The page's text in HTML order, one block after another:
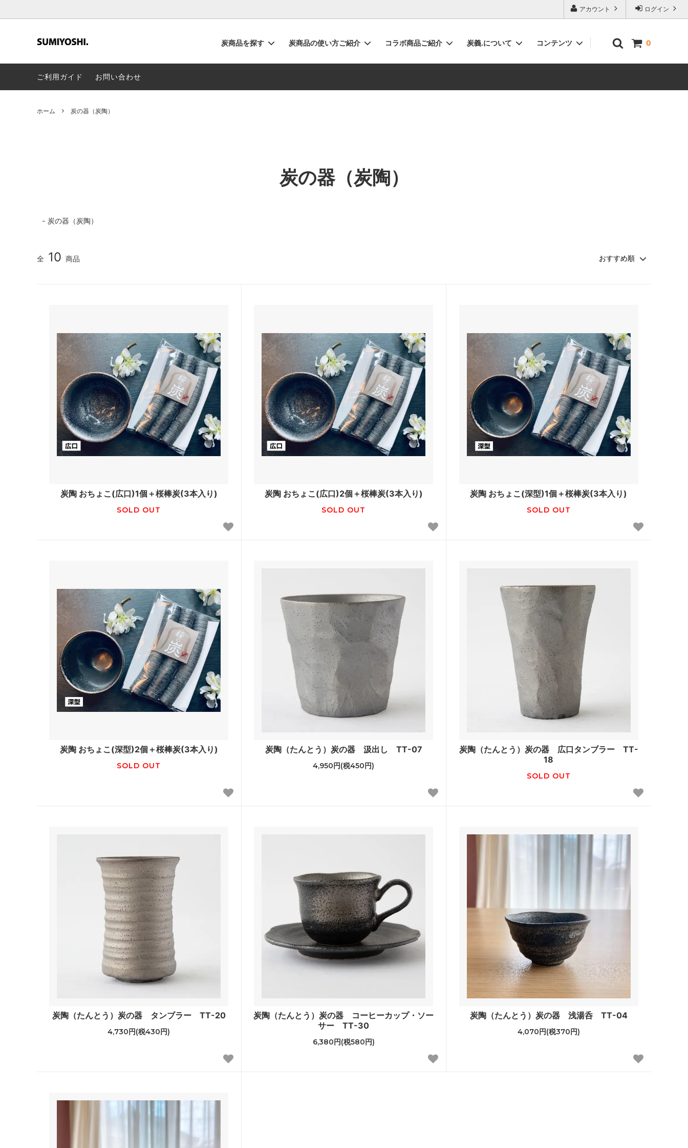
ログイン
アカウント
0
炭商品を探す
飲む炭・食べる炭
炭商品の使い方ご紹介 コラボ商品ご紹介 炭義.について コンテンツ
会社概要
ご利用ガイド お問い合わせ
ホーム 炭の器（炭陶）
炭の器（炭陶）
炭の器（炭陶）
全 10 商品
炭陶 おちょこ(広口)1個＋桜棒炭(3本入り)
SOLD OUT
炭陶 おちょこ(広口)2個＋桜棒炭(3本入り)
SOLD OUT
炭陶 おちょこ(深型)1個＋桜棒炭(3本入り)
SOLD OUT
炭陶 おちょこ(深型)2個＋桜棒炭(3本入り)
SOLD OUT
炭陶（たんとう）炭の器 汲出し TT-07
4,950円(税450円)
炭陶（たんとう）炭の器 広口タンブラー TT-
18
SOLD OUT
炭陶（たんとう）炭の器 タンブラー TT-20
4,730円(税430円)
炭陶（たんとう）炭の器 コーヒーカップ・ソー
サー TT-30
6,380円(税580円)
炭陶（たんとう）炭の器 浅湯呑 TT-04
4,070円(税370円)